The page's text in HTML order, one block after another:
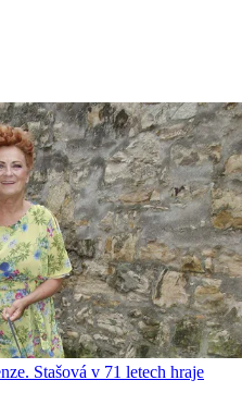
Stašová v 71 letech hraje